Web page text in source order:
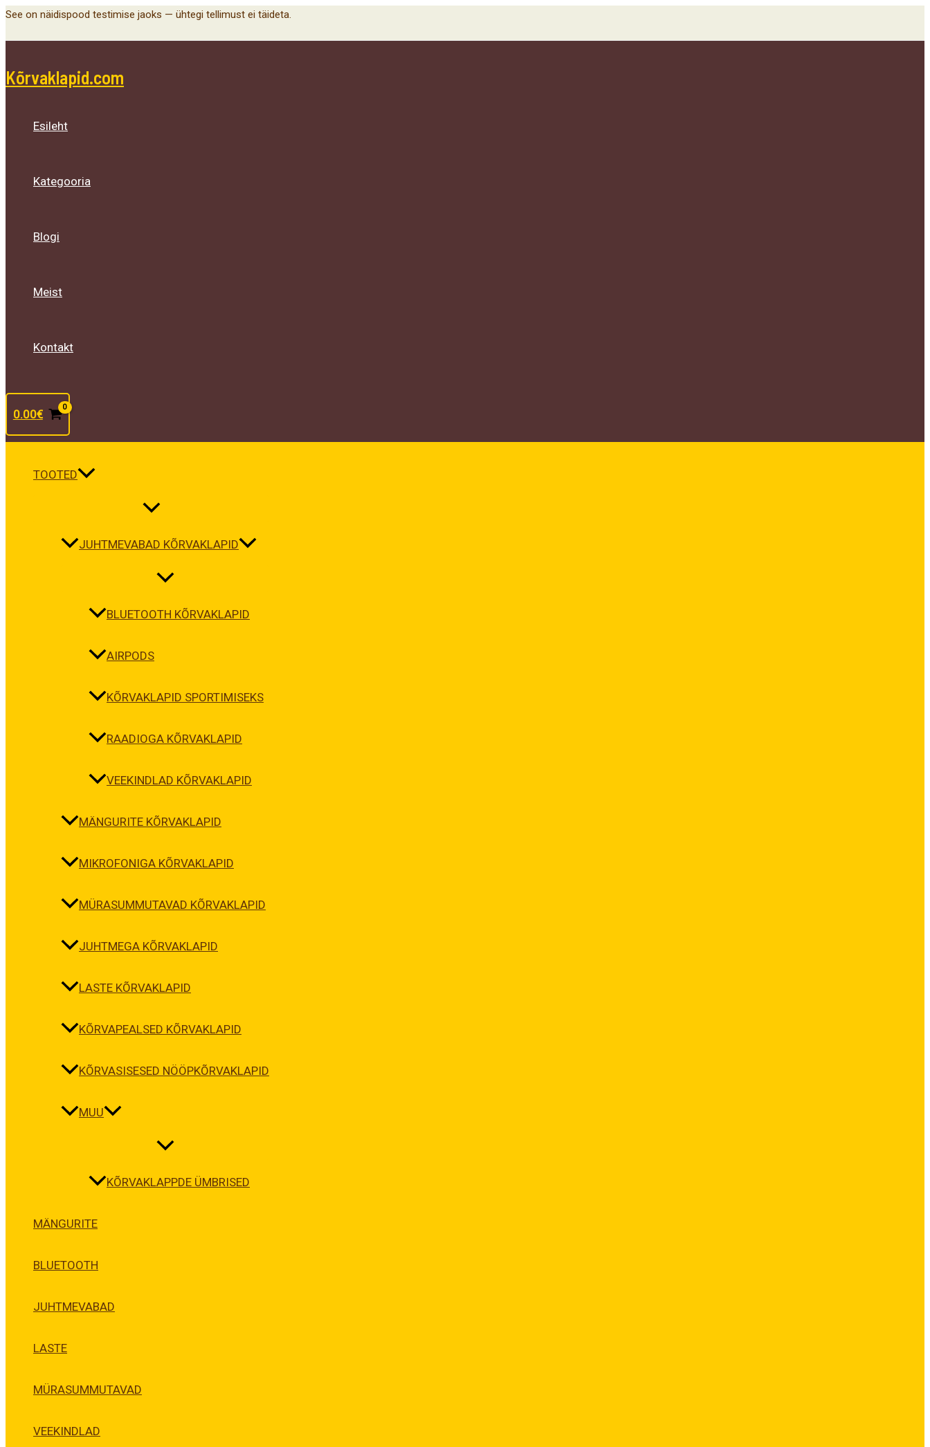
Skip
See on näidispood testimise jaoks — ühtegi tellimust ei täideta.
Kõrvaklapid.com
Esileht
Kategooria
Blogi
Meist
Kontakt
0.00€
TOOTED
Menu
Toggle
JUHTMEVABAD KÕRVAKLAPID
Menu
Toggle
BLUETOOTH KÕRVAKLAPID
AIRPODS
KÕRVAKLAPID SPORTIMISEKS
RAADIOGA KÕRVAKLAPID
VEEKINDLAD KÕRVAKLAPID
MÄNGURITE KÕRVAKLAPID
MIKROFONIGA KÕRVAKLAPID
MÜRASUMMUTAVAD KÕRVAKLAPID
JUHTMEGA KÕRVAKLAPID
LASTE KÕRVAKLAPID
KÕRVAPEALSED KÕRVAKLAPID
KÕRVASISESED NÖÖPKÕRVAKLAPID
MUU
Menu
Toggle
KÕRVAKLAPPDE ÜMBRISED
MÄNGURITE
BLUETOOTH
JUHTMEVABAD
LASTE
MÜRASUMMUTAVAD
VEEKINDLAD